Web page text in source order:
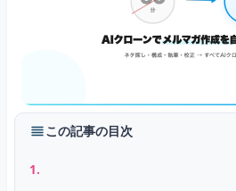
この記事の目次